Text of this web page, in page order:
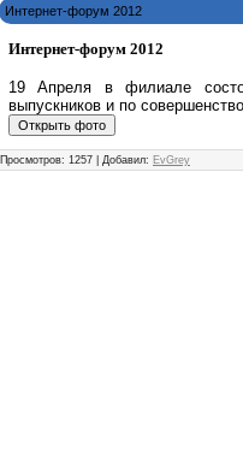
Интернет-форум 2012
Интернет-форум 2012
19 Апреля в филиале
выпускников и по
Просмотров: 1257 | Добавил: EvGrey